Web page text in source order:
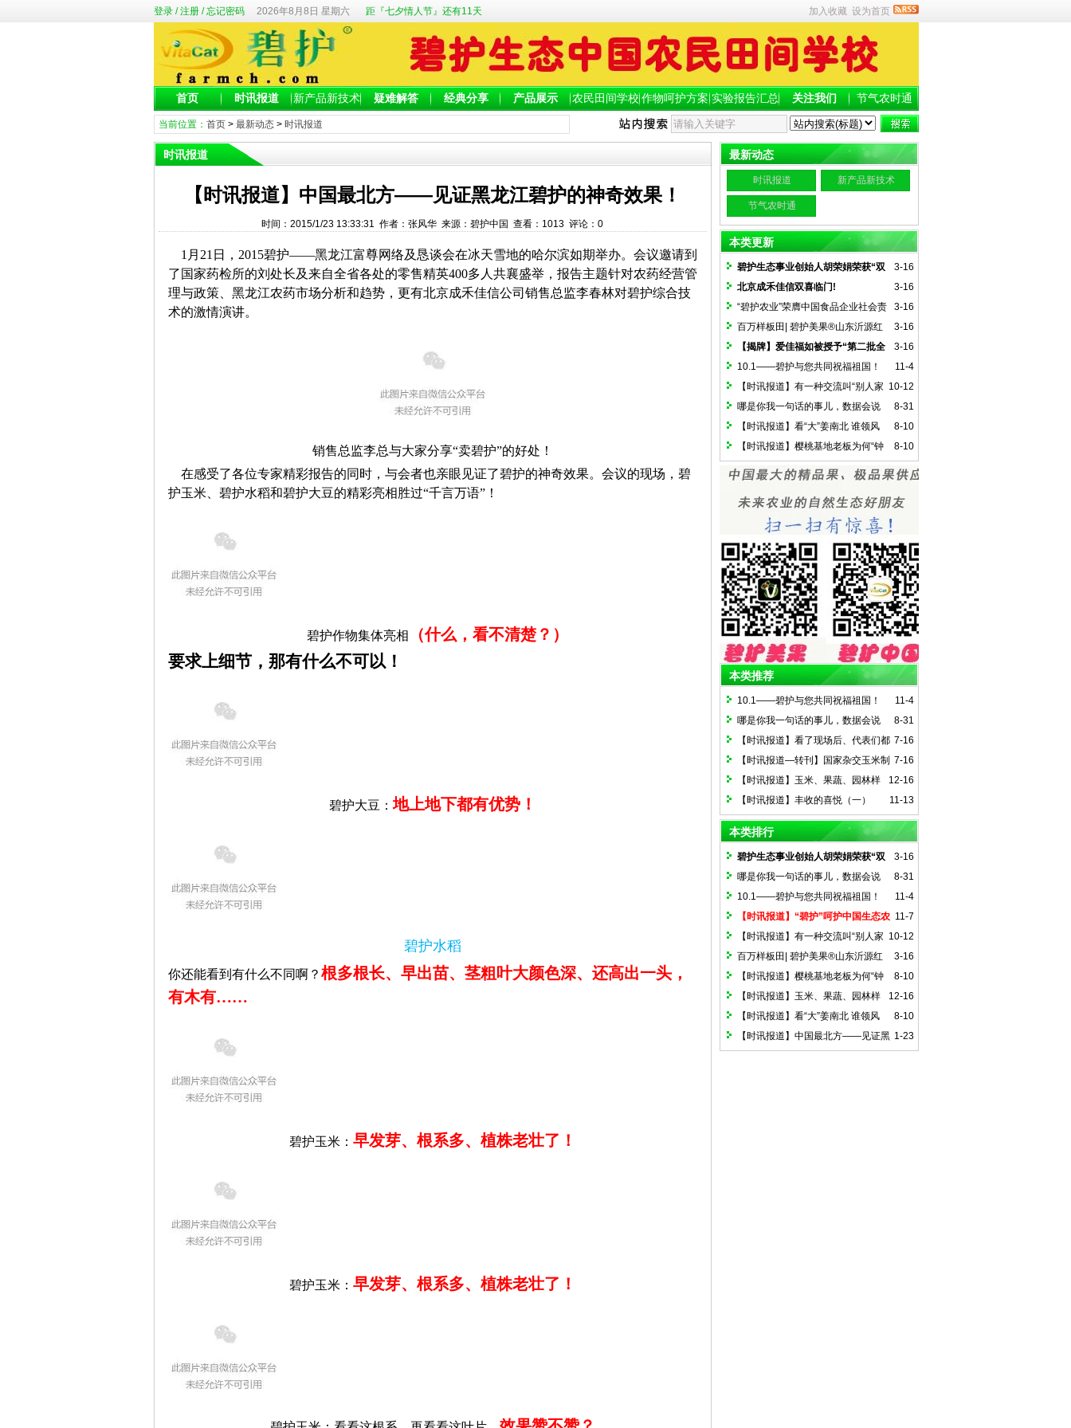
登录/注册/忘记密码 2026年8月8日 星期六 距『七夕情人节』还有11天 加入收藏 设为首页
首页 时讯报道 新产品新技术 疑难解答 经典分享 产品展示 农民田间学校 作物呵护方案 实验报告汇总 关注我们 节气农时通
当前位置： 首页> 最新动态> 时讯报道
时讯报道
【时讯报道】中国最北方——见证黑龙江碧护的神奇效果！
时间：2015/1/23 13:33:31 作者：张风华 来源：碧护中国 查看： 1013 评论： 0
1 月21日，2015碧护——黑龙江富尊网络及恳谈会在冰天雪地的哈尔滨如期举办。会议邀请到
了国家药检所的刘处长及来自全省各处的零售精英400多人共襄盛举，报告主题针对农药经营管
理与政策、黑龙江农药市场分析和趋势，更有北京成禾佳信公司销售总监李春林对碧护综合技
术的激情演讲。
销售总监李总与大家分享“卖碧护”的好处！
在感受了各位专家精彩报告的同时，与会者也亲眼见证了碧护的神奇效果。会议的现场，碧
护玉米、碧护水稻和碧护大豆的精彩亮相胜过“千言万语”！
碧护作物集体亮相 （什么，看不清楚？）
要求上细节，那有什么不可以！
碧护大豆：地上地下都有优势！
碧护水稻
你还能看到有什么不同啊？ 根多根长、早出苗、茎粗叶大颜色深、还高出一头，
有木有……
碧护玉米： 早发芽、根系多、植株老壮了！
碧护玉米： 早发芽、根系多、植株老壮了！
最新动态
时讯报道 新产品新技术
节气农时通
本类更新
3-16
碧护生态事业创始人胡荣娟荣获“双
减之星”荣誉称号
3-16
北京成禾佳信双喜临门!
3-16
“碧护农业”荣膺中国食品企业社会责
任“生态文明”奖
3-16
百万样板田| 碧护美果®山东沂源红
苹果
3-16
【揭牌】爱佳福如被授予“第二批全
国农村创新创业实训基地”
11-4
10.1——碧护与您共同祝福祖国！
10-12
【时讯报道】有一种交流叫“别人家
大棚”
8-31
哪是你我一句话的事儿，数据会说
话！（碧护抗棉花枯黄萎病）
8-10
【时讯报道】看“大”姜南北 谁领风
骚？
8-10
【时讯报道】樱桃基地老板为何“钟
情”于它?
本类推荐
11-4
10.1——碧护与您共同祝福祖国！
8-31
哪是你我一句话的事儿，数据会说
话！（碧护抗棉花枯黄萎病）
7-16
【时讯报道】看了现场后、代表们都
说好！
7-16
【时讯报道—转刊】国家杂交玉米制
种基地病虫害绿色防控技术示范推广观摩
会在甘肃张掖市召开
12-16
【时讯报道】玉米、果蔬、园林样
样出彩 阳信刮起碧护综合技术风暴
11-13
【时讯报道】丰收的喜悦（一）
本类排行
3-16
碧护生态事业创始人胡荣娟荣获“双
减之星”荣誉称号
8-31
哪是你我一句话的事儿，数据会说
话！（碧护抗棉花枯黄萎病）
11-4
10.1——碧护与您共同祝福祖国！
11-7
【时讯报道】“碧护”呵护中国生态农
业
10-12
【时讯报道】有一种交流叫“别人家
大棚”
3-16
百万样板田| 碧护美果®山东沂源红
苹果
8-10
【时讯报道】樱桃基地老板为何“钟
情”于它?
12-16
【时讯报道】玉米、果蔬、园林样
样出彩 阳信刮起碧护综合技术风暴
8-10
【时讯报道】看“大”姜南北 谁领风
骚？
1-23
【时讯报道】中国最北方——见证黑